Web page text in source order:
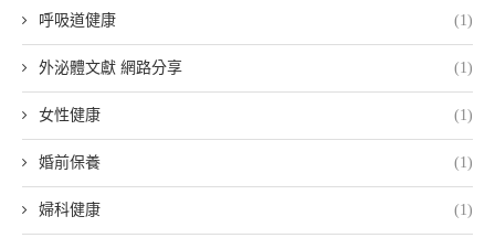
呼吸道健康 (1)
外泌體文獻 網路分享 (1)
女性健康 (1)
婚前保養 (1)
婦科健康 (1)